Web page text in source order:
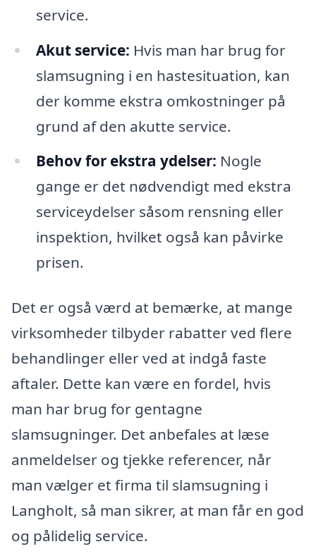
service.
Akut service: Hvis man har brug for
slamsugning i en hastesituation, kan
der komme ekstra omkostninger på
grund af den akutte service.
Behov for ekstra ydelser: Nogle
gange er det nødvendigt med ekstra
serviceydelser såsom rensning eller
inspektion, hvilket også kan påvirke
prisen.
Det er også værd at bemærke, at mange
virksomheder tilbyder rabatter ved flere
behandlinger eller ved at indgå faste
aftaler. Dette kan være en fordel, hvis
man har brug for gentagne
slamsugninger. Det anbefales at læse
anmeldelser og tjekke referencer, når
man vælger et firma til slamsugning i
Langholt, så man sikrer, at man får en god
og pålidelig service.